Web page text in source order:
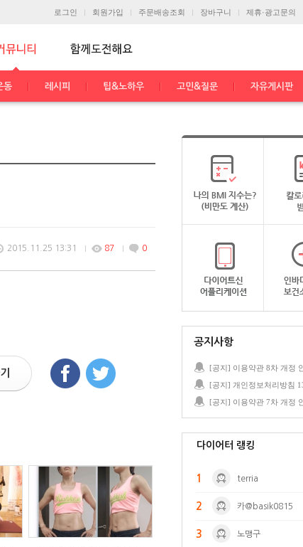
로그인 회원가입 주문배송조회 장바구니 제휴·광고문의
동 레시피 팁&노하우 고민&질문 자유게시판
2015.11.25 13:31 87 0
공지사항
[공지] 이용약관 8차 개정
[공지] 이용약관 7차 개정
다이어터 랭킹
1 terria
2 카@basik0815
3 노맹구